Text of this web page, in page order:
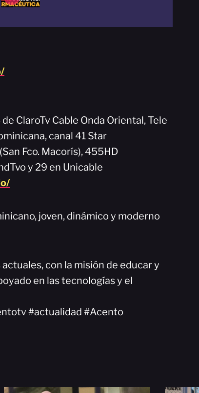
ClaroTv Cable Onda Oriental, Tele
canal 41 Star
Fco. Macorís), 455HD
y 29 en Unicable
joven, dinámico y moderno
con la misión de educar y
en las tecnologías y el
#actualidad #Acento